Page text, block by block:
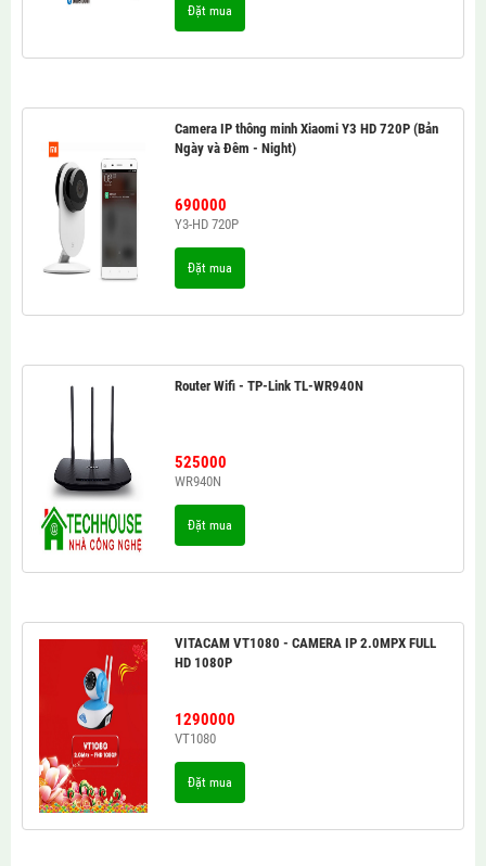
Đặt mua
Camera IP thông minh Xiaomi Y3 HD 720P (Bản
Ngày và Đêm - Night)
690000
Y3-HD 720P
Đặt mua
Router Wifi - TP-Link TL-WR940N
525000
WR940N
Đặt mua
VITACAM VT1080 - CAMERA IP 2.0MPX FULL
HD 1080P
1290000
VT1080
Đặt mua